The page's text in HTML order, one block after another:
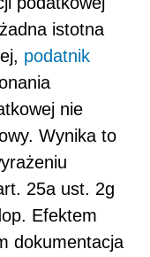
istotna
podatnik
nie
Wynika to
25a ust. 2g
Efektem
dokumentacja